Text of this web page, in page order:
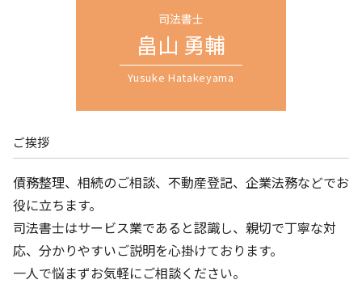
商業登記 埼玉県 司法書士 相談
遺留分 越谷市 司法書士 相談
司法書士
畠山 勇輔
Yusuke Hatakeyama
ご挨拶
債務整理、相続のご相談、不動産登記、企業法務などでお
役に立ちます。
司法書士はサービス業であると認識し、親切で丁寧な対
応、分かりやすいご説明を心掛けております。
一人で悩まずお気軽にご相談ください。